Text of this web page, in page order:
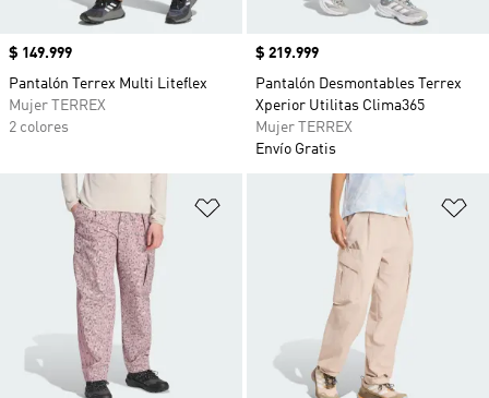
Precio
$ 149.999
Pantalón Terrex Multi Liteflex
Mujer TERREX
2 colores
Precio
$ 219.999
Pantalón Desmontables Terrex
Xperior Utilitas Clima365
Mujer TERREX
Envío Gratis
Añadir a la lista de deseos